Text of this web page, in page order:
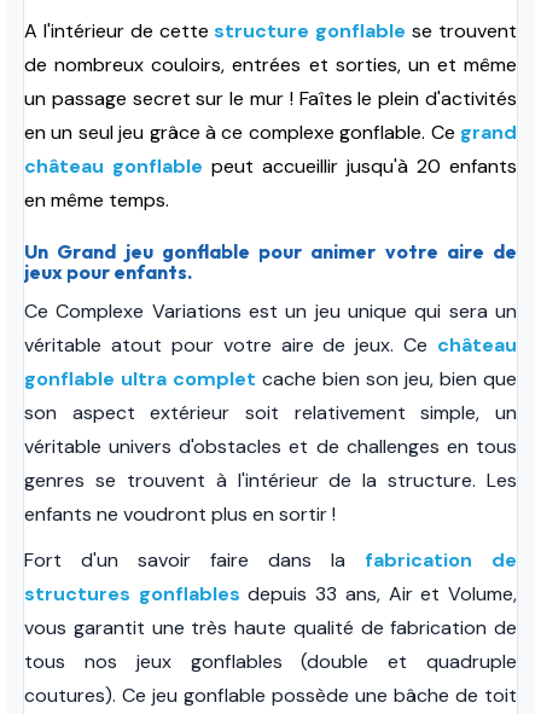
A l'intérieur de cettestructure gonflable se trouvent
de nombreux couloirs, entrées et sorties, un et même
un passage secret sur le mur ! Faîtes le plein d'activités
en un seul jeu grâce à ce complexe gonflable. Ce grand
château gonflable peut accueillir jusqu'à 20 enfants
en même temps.
Un Grand jeu gonflable pour animer votre aire de
jeux pour enfants.
Ce Complexe Variations est un jeu unique qui sera un
véritable atout pour votre aire de jeux. Ce château
gonflable ultra complet cache bien son jeu, bien que
son aspect extérieur soit relativement simple, un
véritable univers d'obstacles et de challenges en tous
genres se trouvent à l'intérieur de la structure. Les
enfants ne voudront plus en sortir !
Fort d'un savoir faire dans la fabrication de
structures gonflables depuis 33 ans, Air et Volume,
vous garantit une très haute qualité de fabrication de
tous nos jeux gonflables (double et quadruple
coutures). Ce jeu gonflable possède une bâche de toit